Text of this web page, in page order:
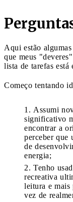
Aqui estão
que meus
lista de tarefas está
Começo tentando
Assumi
significativo
encontrar a
perceber que
de
energia;
Tenho
recreativa
leitura e mais
vez de